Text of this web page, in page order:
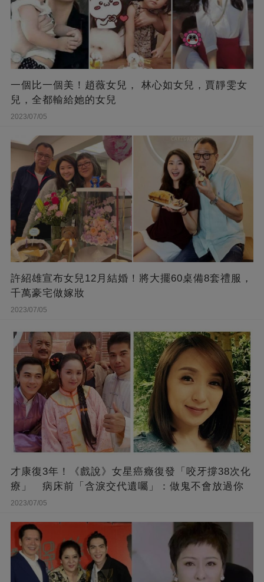
一個比一個美！趙薇女兒， 林心如女兒，賈靜雯女
兒，全都輸給她的女兒
2023/07/05
許紹雄宣布女兒12月結婚！將大擺60桌備8套禮服，
千萬豪宅做嫁妝
2023/07/05
才康復3年！《戲說》女星癌癥復發「咬牙撐38次化
療」 病床前「含淚交代遺囑」：做鬼不會放過你
2023/07/05